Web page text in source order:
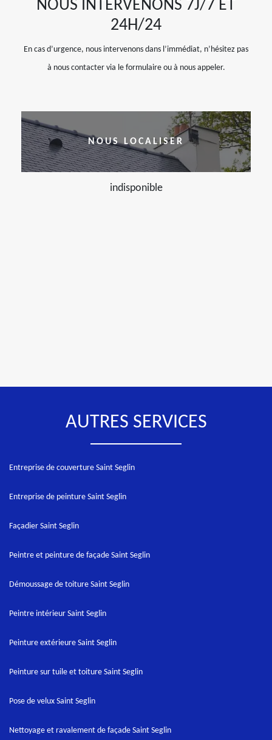
NOUS INTERVENONS 7J/7 ET
24H/24
En cas d’urgence, nous intervenons dans l’immédiat, n’hésitez pas
à nous contacter via le formulaire ou à nous appeler.
NOUS LOCALISER
indisponible
AUTRES SERVICES
Entreprise de couverture Saint Seglin
Entreprise de peinture Saint Seglin
Façadier Saint Seglin
Peintre et peinture de façade Saint Seglin
Démoussage de toiture Saint Seglin
Peintre intérieur Saint Seglin
Peinture extérieure Saint Seglin
Peinture sur tuile et toiture Saint Seglin
Pose de velux Saint Seglin
Nettoyage et ravalement de façade Saint Seglin